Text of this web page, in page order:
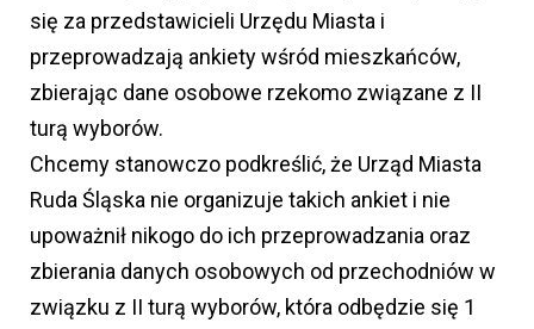
się za przedstawicieli Urzędu Miasta i
przeprowadzają ankiety wśród mieszkańców,
zbierając dane osobowe rzekomo związane z II
turą wyborów.
Chcemy stanowczo podkreślić, że Urząd Miasta
Ruda Śląska nie organizuje takich ankiet i nie
upoważnił nikogo do ich przeprowadzania oraz
zbierania danych osobowych od przechodniów w
związku z II turą wyborów, która odbędzie się 1